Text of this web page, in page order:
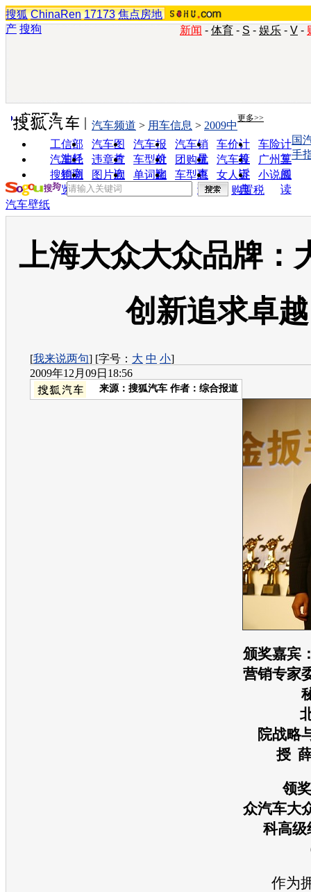
搜狐 ChinaRen 17173 焦点房地
产 搜狗 新闻 - 体育 - S - 娱乐 - V -
实用工具 更多>>
工信部
油耗
汽车图
片
汽车报
价
汽车销
量
车价计
算
车险计
算
汽车经
销商
违章查
询
车型对
比
团购优
惠
汽车投
诉
广州车
展
搜狗浏
览器
图片欣
赏
单词翻
车型查
询
女人宝
典
小说阅
读
汽车频道 > 用车信息 > 2009中
国
手
购置税
汽车壁纸
上海大众大众品牌：
创新追求卓越
[我来说两句] [字号： 大 中 小]
2009年12月09日18:56
来源： 搜狐汽车 作者：综合报道
颁奖嘉宾
营销专家
北京
院战略
授
领奖
众汽车大
科高级
作为拥